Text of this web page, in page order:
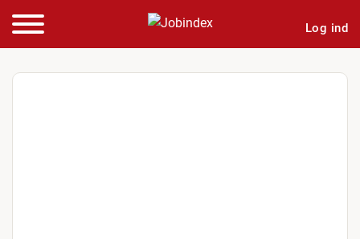
Log ind